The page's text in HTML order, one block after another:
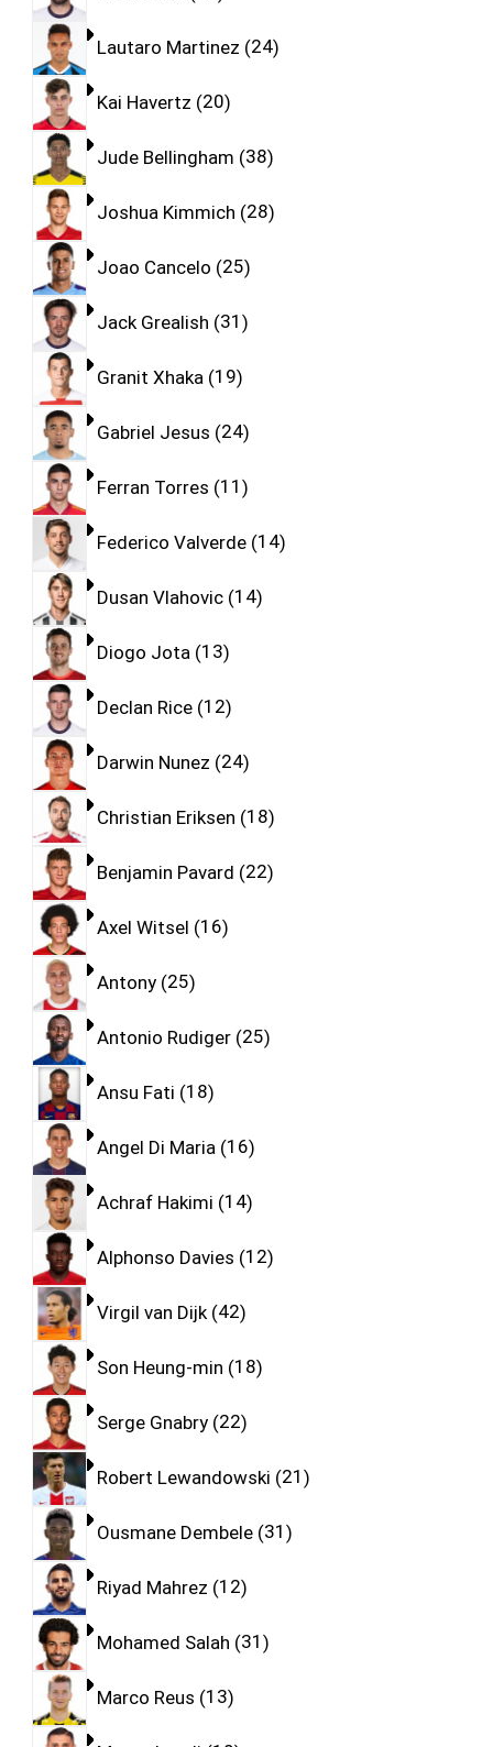
Lautaro Martinez 24
Kai Havertz 20
Jude Bellingham 38
Joshua Kimmich 28
Joao Cancelo 25
Jack Grealish 31
Granit Xhaka 19
Gabriel Jesus 24
Ferran Torres 11
Federico Valverde 14
Dusan Vlahovic 14
Diogo Jota 13
Declan Rice 12
Darwin Nunez 24
Christian Eriksen 18
Benjamin Pavard 22
Axel Witsel 16
Antony 25
Antonio Rudiger 25
Ansu Fati 18
Angel Di Maria 16
Achraf Hakimi 14
Alphonso Davies 12
Virgil van Dijk 42
Son Heung-min 18
Serge Gnabry 22
Robert Lewandowski 21
Ousmane Dembele 31
Riyad Mahrez 12
Mohamed Salah 31
Marco Reus 13